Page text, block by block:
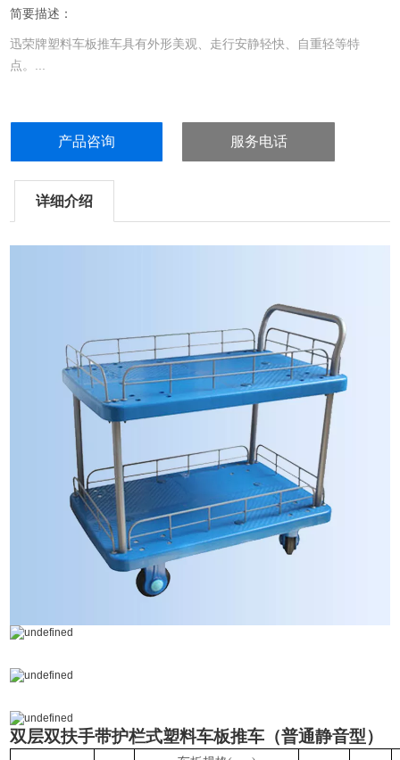
简要描述：
迅荣牌塑料车板推车具有外形美观、走行安静轻快、自重轻等特
点。...
产品咨询 服务电话
详细介绍
双层双扶手带护栏式塑料车板推车 （普通静音型）